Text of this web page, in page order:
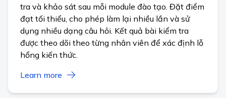
tra và khảo sát sau mỗi module đào tạo. Đặt điểm
đạt tối thiểu, cho phép làm lại nhiều lần và sử
dụng nhiều dạng câu hỏi. Kết quả bài kiểm tra
được theo dõi theo từng nhân viên để xác định lỗ
hổng kiến thức.
Learn more